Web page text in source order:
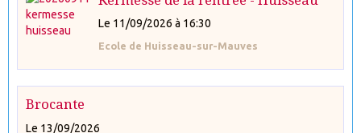
Le 11/09/2026 à 16:30
Ecole de Huisseau-sur-Mauves
Brocante
Le 13/09/2026